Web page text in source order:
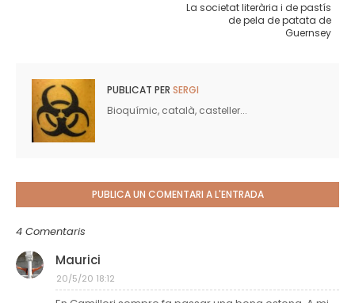
La societat literària i de pastís
de pela de patata de
Guernsey
PUBLICAT PER SERGI
Bioquímic, català, casteller...
PUBLICA UN COMENTARI A L'ENTRADA
4 Comentaris
Maurici
20/5/20 18:12